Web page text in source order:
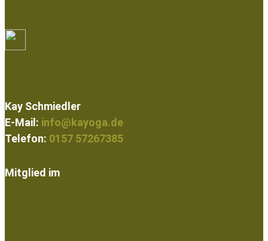
Kay Schmiedler
E-Mail: info@kayoga.de
Telefon: 0157 57267385
Mitglied im